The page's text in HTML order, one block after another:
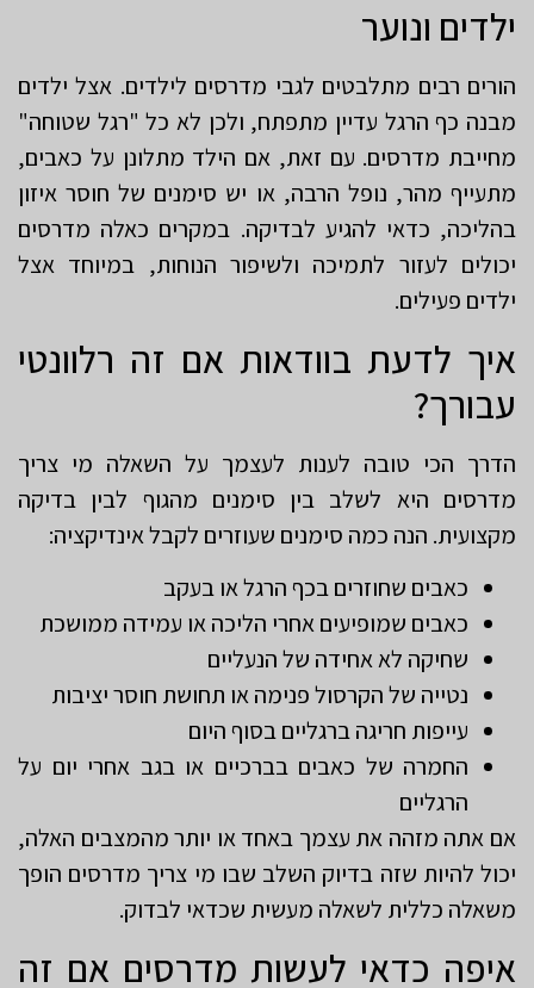
ילדים ונוער
הורים רבים מתלבטים לגבי מדרסים לילדים. אצל ילדים
מבנה כף הרגל עדיין מתפתח, ולכן לא כל "רגל שטוחה"
מחייבת מדרסים. עם זאת, אם הילד מתלונן על כאבים,
מתעייף מהר, נופל הרבה, או יש סימנים של חוסר איזון
בהליכה, כדאי להגיע לבדיקה. במקרים כאלה מדרסים
יכולים לעזור לתמיכה ולשיפור הנוחות, במיוחד אצל
ילדים פעילים.
איך לדעת בוודאות אם זה רלוונטי
עבורך?
הדרך הכי טובה לענות לעצמך על השאלה מי צריך
מדרסים היא לשלב בין סימנים מהגוף לבין בדיקה
מקצועית. הנה כמה סימנים שעוזרים לקבל אינדיקציה:
כאבים שחוזרים בכף הרגל או בעקב
כאבים שמופיעים אחרי הליכה או עמידה ממושכת
שחיקה לא אחידה של הנעליים
נטייה של הקרסול פנימה או תחושת חוסר יציבות
עייפות חריגה ברגליים בסוף היום
החמרה של כאבים בברכיים או בגב אחרי יום על
הרגליים
אם אתה מזהה את עצמך באחד או יותר מהמצבים האלה,
יכול להיות שזה בדיוק השלב שבו מי צריך מדרסים הופך
משאלה כללית לשאלה מעשית שכדאי לבדוק.
איפה כדאי לעשות מדרסים אם זה